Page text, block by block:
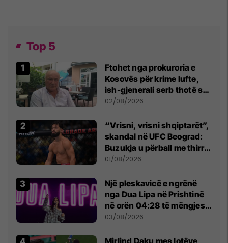
Top 5
Ftohet nga prokuroria e
Kosovës për krime lufte,
ish-gjenerali serb thotë se
dikush e tradhtoi në
02/08/2026
“Vrisni, vrisni shqiptarët”,
skandal në UFC Beograd:
Buzukja u përball me thirrje
anti-shqiptare nga
01/08/2026
Një pleskavicë e ngrënë
nga Dua Lipa në Prishtinë
në orën 04:28 të mëngjesit
- dhe bota digjitale serbe
03/08/2026
Mirlind Daku mes lotëve